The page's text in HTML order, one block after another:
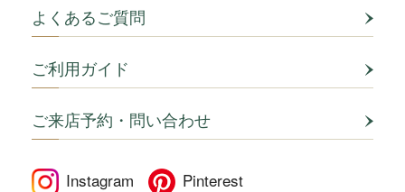
よくあるご質問
ご利用ガイド
ご来店予約・問い合わせ
Instagram
Pinterest